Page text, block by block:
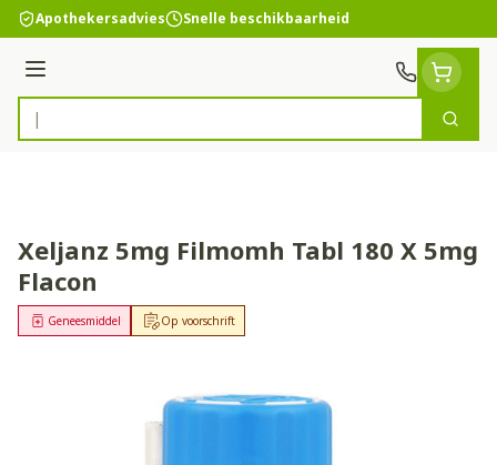
Ga naar de inhoud
Apothekersadvies Snelle beschikbaarheid
Menu
Product, merk, categorie...
Zoek
Xeljanz 5mg Filmomh Tabl 180 X 5mg
Flacon
Op voorschrift
Geneesmiddel